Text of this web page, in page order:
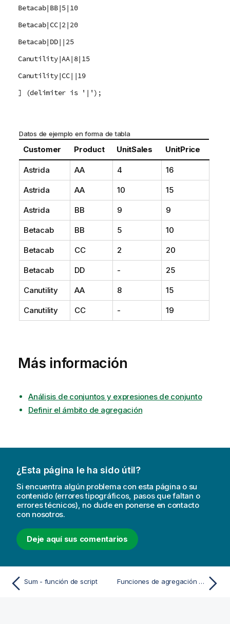
Betacab|BB|5|10
Betacab|CC|2|20
Betacab|DD||25
Canutility|AA|8|15
Canutility|CC||19
] (delimiter is '|');
Datos de ejemplo en forma de tabla
Customer Product UnitSales UnitPrice
Astrida AA 4 16
Astrida AA 10 15
Astrida BB 9 9
Betacab BB 5 10
Betacab CC 2 20
Betacab DD - 25
Canutility AA 8 15
Canutility CC - 19
Más información
Análisis de conjuntos y expresiones de conjunto
Definir el ámbito de agregación
¿Esta página le ha sido útil?
Si encuentra algún problema con esta página o su
contenido (errores tipográficos, pasos que faltan o
errores técnicos), no dude en ponerse en contacto
con nosotros.
Deje aquí sus comentarios
Sum - función de script Funciones de agregación de contador